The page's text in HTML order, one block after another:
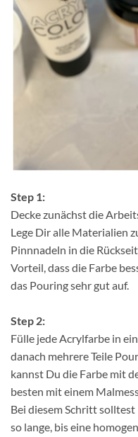
Step 1:
Decke zunächst die
Lege Dir alle Materialien
Pinnnadeln in die
Vorteil, dass die Farbe
das Pouring sehr gut auf.
Step 2:
Fülle jede Acrylfarbe in
danach mehrere Teile
kannst Du die Farbe mit
besten mit einem
Bei diesem Schritt
so lange, bis eine